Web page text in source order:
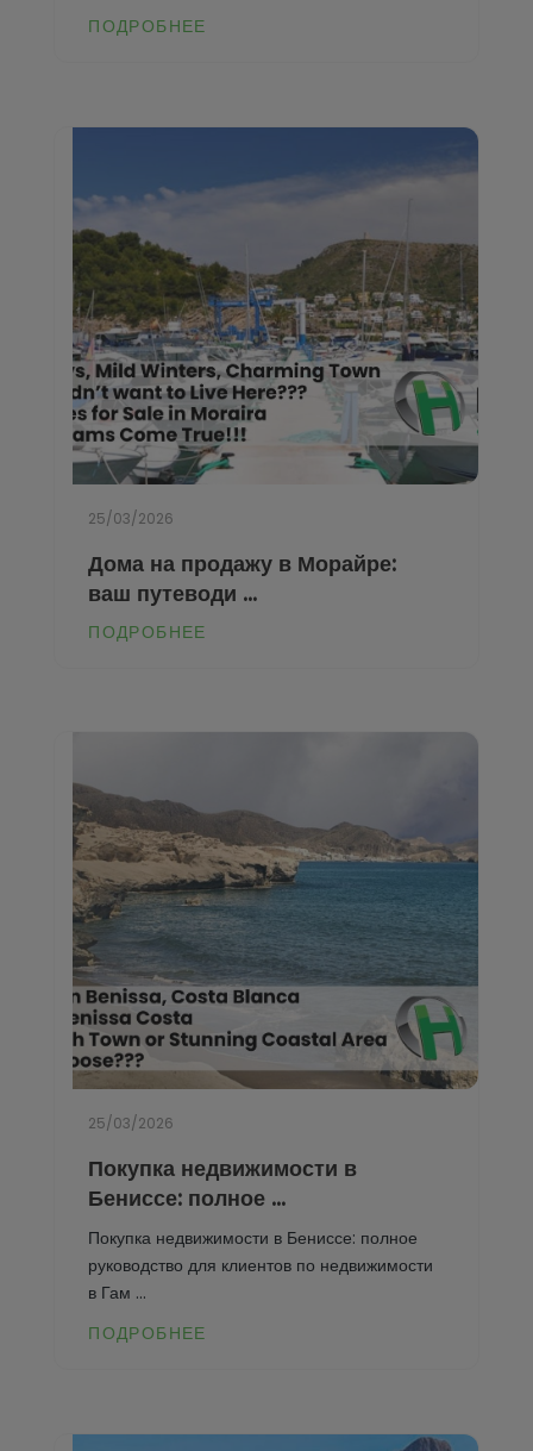
Penáguila
Pilar de la Horadada
Planes
Polop
Ráfol de Almunia
Relleu
Rojales
Sagra
San Miguel de Salinas
San Pedro del Pinatar
Torrevieja
Villajoyosa
Ondara
Parcent
Pedreguer
Pego
Penáguila
Pilar de la Horadada
Planes
Relleu
Rojales
San Miguel de Salinas
San Pedro del Pinatar
Santa Pola
Sax
Teulada
Torrevieja
Villajoyosa
ПОДРОБНЕЕ
25/03/2026
Дома на продажу в Морайре:
ваш путеводи ...
ПОДРОБНЕЕ
25/03/2026
Покупка недвижимости в
Бениссе: полное ...
Покупка недвижимости в Бениссе: полное
руководство для клиентов по недвижимости
в Гам ...
ПОДРОБНЕЕ